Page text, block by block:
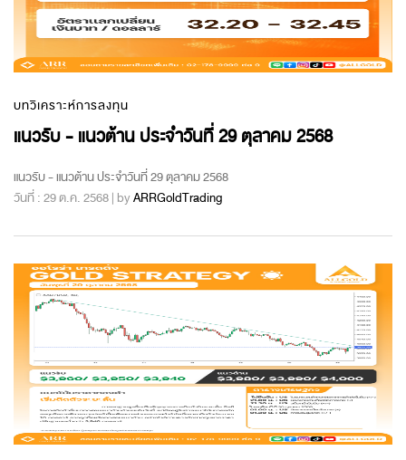
บทวิเคราะห์การลงทุน
แนวรับ - แนวต้าน ประจำวันที่ 29 ตุลาคม 2568
แนวรับ - แนวต้าน ประจำวันที่ 29 ตุลาคม 2568
วันที่ : 29 ต.ค. 2568 | byARRGoldTrading